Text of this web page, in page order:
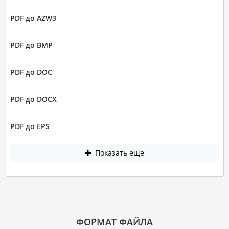
PDF до AZW3
PDF до BMP
PDF до DOC
PDF до DOCX
PDF до EPS
Показать еще
ФОРМАТ ФАЙЛА